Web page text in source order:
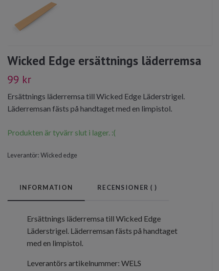
Wicked Edge ersättnings läderremsa
99 kr
Ersättnings läderremsa till Wicked Edge Läderstrigel.
Läderremsan fästs på handtaget med en limpistol.
Produkten är tyvärr slut i lager. :(
Leverantör:Wicked edge
INFORMATION RECENSIONER ( )
Ersättnings läderremsa till Wicked Edge
Läderstrigel. Läderremsan fästs på handtaget
med en limpistol.
Leverantörs artikelnummer: WELS